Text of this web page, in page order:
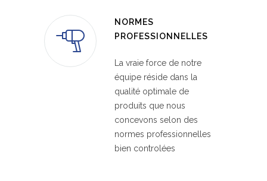
NORMES
PROFESSIONNELLES
La vraie force de notre
équipe réside dans la
qualité optimale de
produits que nous
concevons selon des
normes professionnelles
bien controlées